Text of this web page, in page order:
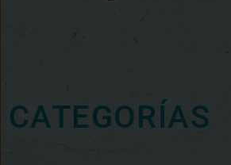
CATEGORÍAS